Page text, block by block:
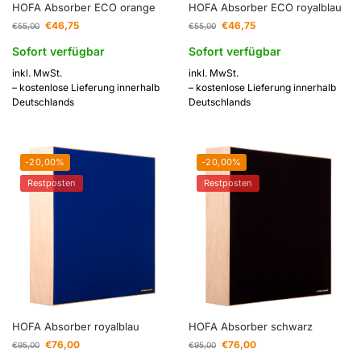
HOFA Absorber ECO orange
€55,00 €46,75
Sofort verfügbar
inkl. MwSt.
– kostenlose Lieferung innerhalb
Deutschlands
HOFA Absorber ECO royalblau
€55,00 €46,75
Sofort verfügbar
inkl. MwSt.
– kostenlose Lieferung innerhalb
Deutschlands
-20,00%
Restposten
HOFA Absorber royalblau
€95,00 €76,00
-20,00%
Restposten
HOFA Absorber schwarz
€95,00 €76,00